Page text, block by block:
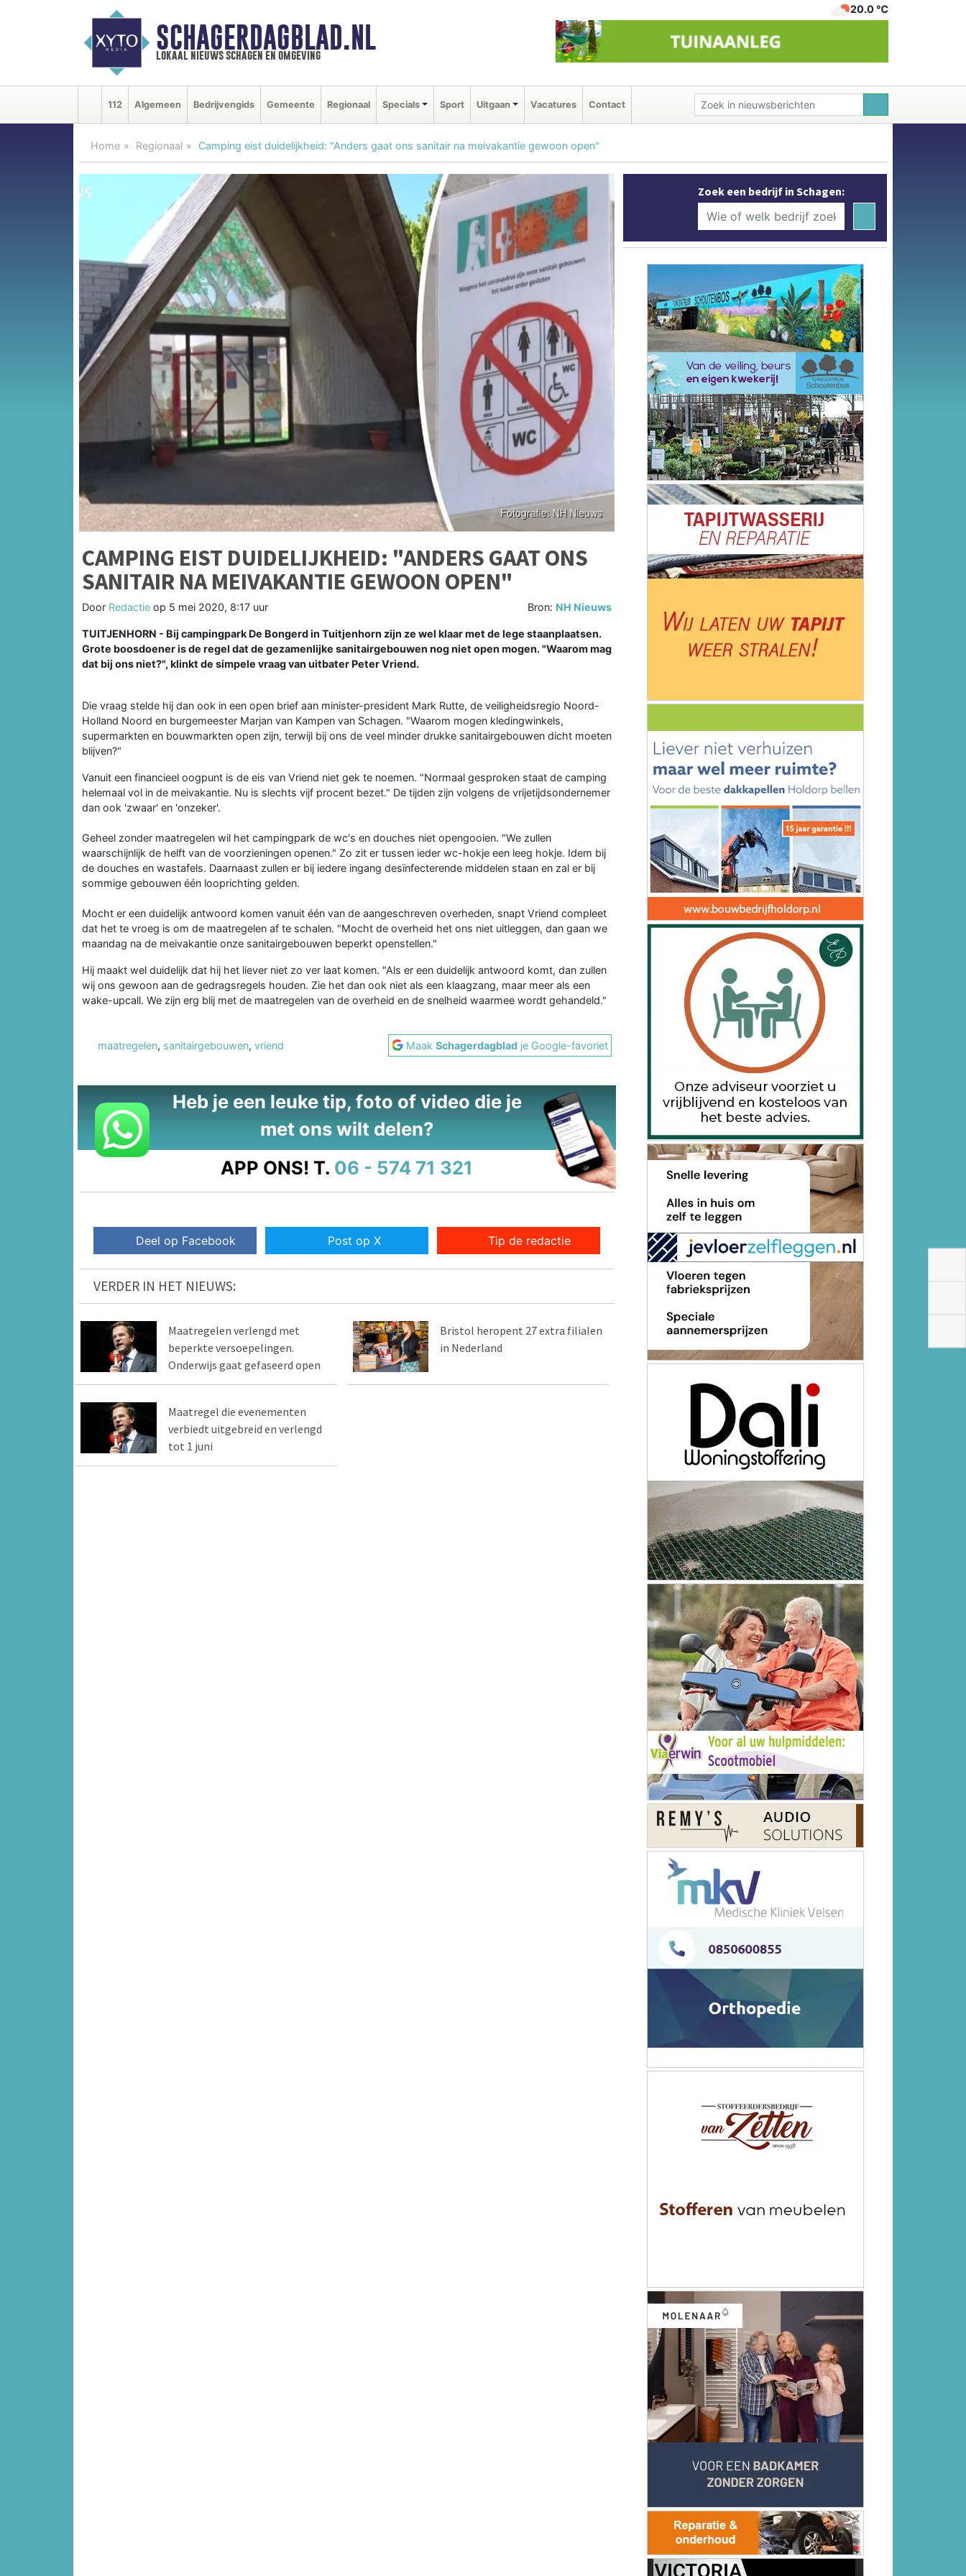
SCHAGERDAGBLAD.NL
lokaal nieuws schagen en omgeving
20.0 ℃
112 Algemeen Bedrijvengids Gemeente Regionaal Specials Sport Uitgaan Vacatures Contact
Home Regionaal Camping eist duidelijkheid: "Anders gaat ons sanitair na meivakantie gewoon open"
CAMPING EIST DUIDELIJKHEID: "ANDERS GAAT ONS
SANITAIR NA MEIVAKANTIE GEWOON OPEN"
Door Redactie op 5 mei 2020, 8:17 uur Bron: NH Nieuws
TUITJENHORN - Bij campingpark De Bongerd in Tuitjenhorn zijn ze wel klaar met de lege staanplaatsen.
Grote boosdoener is de regel dat de gezamenlijke sanitairgebouwen nog niet open mogen. "Waarom mag
dat bij ons niet?", klinkt de simpele vraag van uitbater Peter Vriend.
Die vraag stelde hij dan ook in een open brief aan minister-president Mark Rutte, de veiligheidsregio Noord-
Holland Noord en burgemeester Marjan van Kampen van Schagen. "Waarom mogen kledingwinkels,
supermarkten en bouwmarkten open zijn, terwijl bij ons de veel minder drukke sanitairgebouwen dicht moeten
blijven?"
Vanuit een financieel oogpunt is de eis van Vriend niet gek te noemen. "Normaal gesproken staat de camping
helemaal vol in de meivakantie. Nu is slechts vijf procent bezet." De tijden zijn volgens de vrijetijdsondernemer
dan ook 'zwaar' en 'onzeker'.
Geheel zonder maatregelen wil het campingpark de wc's en douches niet opengooien. "We zullen
waarschijnlijk de helft van de voorzieningen openen." Zo zit er tussen ieder wc-hokje een leeg hokje. Idem bij
de douches en wastafels. Daarnaast zullen er bij iedere ingang desïnfecterende middelen staan en zal er bij
sommige gebouwen één looprichting gelden.
Mocht er een duidelijk antwoord komen vanuit één van de aangeschreven overheden, snapt Vriend compleet
dat het te vroeg is om de maatregelen af te schalen. "Mocht de overheid het ons niet uitleggen, dan gaan we
maandag na de meivakantie onze sanitairgebouwen beperkt openstellen."
Hij maakt wel duidelijk dat hij het liever niet zo ver laat komen. "Als er een duidelijk antwoord komt, dan zullen
wij ons gewoon aan de gedragsregels houden. Zie het dan ook niet als een klaagzang, maar meer als een
wake-upcall. We zijn erg blij met de maatregelen van de overheid en de snelheid waarmee wordt gehandeld."
maatregelen, sanitairgebouwen, vriend MaakSchagerdagblad je Google-favoriet
Heb je een leuke tip, foto of video die je
met ons wilt delen?
APP ONS! T. 06 - 574 71 321
Deel op Facebook Post op X Tip de redactie
VERDER IN HET NIEUWS:
Maatregelen verlengd met
beperkte versoepelingen.
Onderwijs gaat gefaseerd open
Bristol heropent 27 extra filialen
in Nederland
Maatregel die evenementen
verbiedt uitgebreid en verlengd
tot 1 juni
Zoek een bedrijf in Schagen: